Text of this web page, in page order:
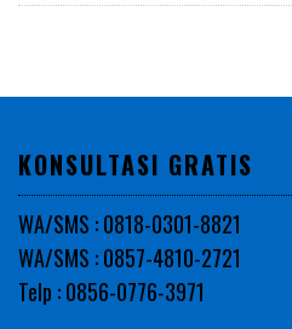
KONSULTASI GRATIS
WA/SMS : 0818-0301-8821
WA/SMS : 0857-4810-2721
Telp : 0856-0776-3971